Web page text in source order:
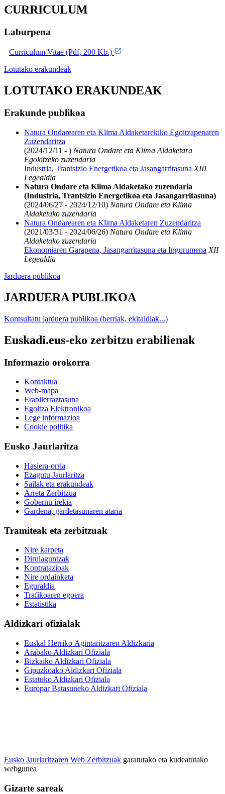
CURRICULUM
Laburpena
Curriculum Vitae (Pdf, 200 Kb.)
Lotutako erakundeak
LOTUTAKO ERAKUNDEAK
Erakunde publikoa
Natura Ondarearen eta Klima Aldaketarekiko Egoitzapenaren
Zuzendaritza
(2024/12/11 - ) Natura Ondare eta Klima Aldaketara
Egokitzeko zuzendaria
Industria, Trantsizio Energetikoa eta Jasangarritasuna XIII
Legealdia
Natura Ondare eta Klima Aldaketako zuzendaria
(Industria, Trantsizio Energetikoa eta Jasangarritasuna)
(2024/06/27 - 2024/12/10) Natura Ondare eta Klima
Aldaketako zuzendaria
Natura Ondarearen eta Klima Aldaketaren Zuzendaritza
(2021/03/31 - 2024/06/26) Natura Ondare eta Klima
Aldaketako zuzendaria
Ekonomiaren Garapena, Jasangarritasuna eta Ingurumena XII
Legealdia
Jarduera publikoa
JARDUERA PUBLIKOA
Kontsultatu jarduera publikoa (berriak, ekitaldiak...)
Euskadi.eus-eko zerbitzu erabilienak
Informazio orokorra
Kontaktua
Web-mapa
Erabilerraztasuna
Egoitza Elektronikoa
Lege informazioa
Cookie politika
Eusko Jaurlaritza
Hasiera-orria
Ezagutu Jaurlaritza
Sailak eta erakundeak
Arreta Zerbitzua
Gobernu irekia
Gardena, gardetasunaren ataria
Tramiteak eta zerbitzuak
Nire karpeta
Dirulaguntzak
Kontratazioak
Nire ordainketa
Eguraldia
Trafikoaren egoera
Estatistika
Aldizkari ofizialak
Euskal Herriko Agintaritzaren Aldizkaria
Arabako Aldizkari Ofiziala
Bizkaiko Aldizkari Ofiziala
Gipuzkoako Aldizkari Ofiziala
Estatuko Aldizkari Ofiziala
Europar Batasuneko Aldizkari Ofiziala
Eusko Jaurlaritzaren Web Zerbitzuak garatutako eta kudeatutako
webgunea
Gizarte sareak